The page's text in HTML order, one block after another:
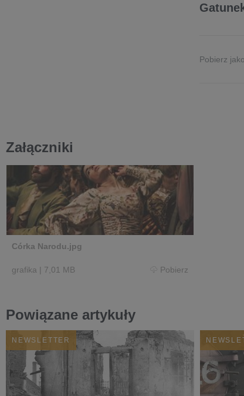
Pobierz jako
Załączniki
Córka Narodu.jpg
grafika | 7,01 MB Pobierz
Powiązane artykuły
NEWSLETTER